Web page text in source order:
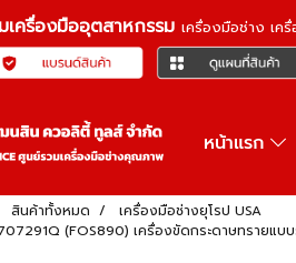
ครื่องมืออุตสาหกรรม เครื่องมือช่าง เค
หน้าแรก
สินค้าทั้งหมด
เครื่องมือช่างยุโรป USA
(FOS890) เครื่องขัดกระดาษทรายแ